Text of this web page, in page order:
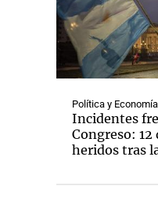
Política y Economía
Incidentes
Congreso: 12
heridos tras